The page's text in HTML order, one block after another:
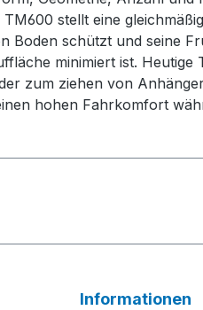
stellt eine
Boden schützt und seine
minimiert ist.
zum ziehen von
hohen Fahrkomfort
Informationen